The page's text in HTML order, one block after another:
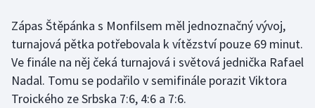
Házená
Jezdectví
Zápas Štěpánka s Monfilsem měl jednoznačný vývoj,
turnajová pětka potřebovala k vítězství pouze 69 minut.
Ve finále na něj čeká turnajová i světová jednička Rafael
Nadal. Tomu se podařilo v semifinále porazit Viktora
Troického ze Srbska 7:6, 4:6 a 7:6.